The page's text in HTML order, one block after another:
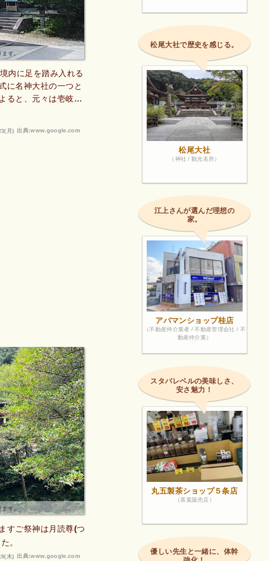
ます。
内に足を踏み入れる
に名神大社の一つと
ると、元々は壱岐島
代の歴史ロマンあふ
した際にはぜひ立ち
出典:www.google.com
月)
ます。
すご祭神は月読尊(つ
。
出典:www.google.com
木)
松尾大社で歴史を感じる。
松尾大社
（神社 / 観光名所）
江上さんが選んだ理想の
家。
アパマンショップ桂店
（不動産仲介業者 / 不動産管理会社 / 不
動産仲介業）
スタバレベルの美味しさ、
安さ魅力！
丸五製茶ショップ５条店
（茶葉販売店）
優しい先生と一緒に、体幹